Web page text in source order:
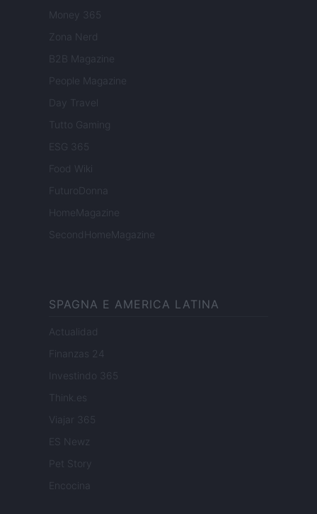
Money 365
Zona Nerd
B2B Magazine
People Magazine
Day Travel
Tutto Gaming
ESG 365
Food Wiki
FuturoDonna
HomeMagazine
SecondHomeMagazine
SPAGNA E AMERICA LATINA
Actualidad
Finanzas 24
Investindo 365
Think.es
Viajar 365
ES Newz
Pet Story
Encocina